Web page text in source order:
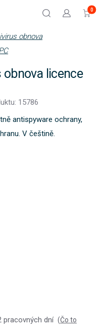
0
obnova licence
15786
antispyware ochrany,
V češtině.
pracovných dní (Čo to